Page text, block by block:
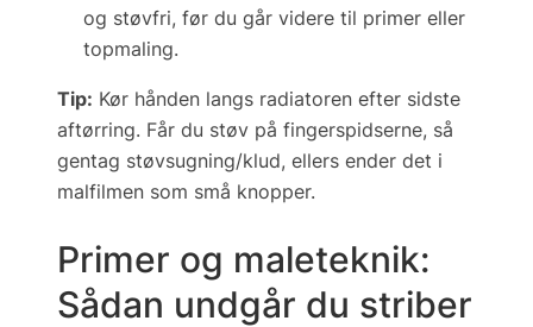
og støvfri, før du går videre til primer eller
topmaling.
Tip: Kør hånden langs radiatoren efter sidste
aftørring. Får du støv på fingerspidserne, så
gentag støvsugning/klud, ellers ender det i
mal­filmen som små knopper.
Primer og maleteknik:
Sådan undgår du striber